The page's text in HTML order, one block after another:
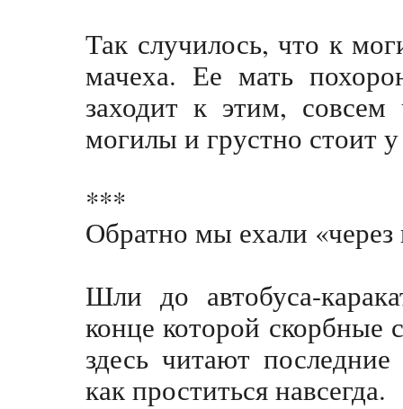
Так случилось, что к
мачеха. Ее мать
заходит к этим,
могилы и грустно стоит
***
Обратно мы ехали «через
Шли до автобуса-
конце которой скорбные
здесь читают
как проститься навсегда.